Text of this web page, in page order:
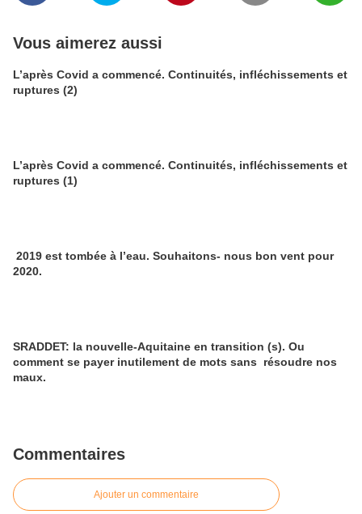
Vous aimerez aussi
L’après Covid a commencé. Continuités, infléchissements et
ruptures (2)
L’après Covid a commencé. Continuités, infléchissements et
ruptures (1)
2019 est tombée à l’eau. Souhaitons- nous bon vent pour
2020.
SRADDET: la nouvelle-Aquitaine en transition (s). Ou
comment se payer inutilement de mots sans résoudre nos
maux.
Commentaires
Ajouter un commentaire